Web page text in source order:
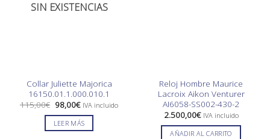
SIN EXISTENCIAS
Collar Juliette Majorica
16150.01.1.000.010.1
115,00€ El
precio
original
era:
98,00€El
actual
es:
IVA incluido
LEER MÁS
Reloj Hombre Maurice
Lacroix Aikon Venturer
AI6058-SS002-430-2
2.500,00€ IVA incluido
AÑADIR AL CARRITO